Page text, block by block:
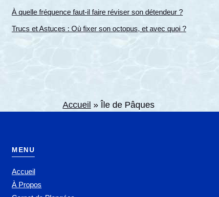
À quelle fréquence faut-il faire réviser son détendeur ?
Trucs et Astuces : Où fixer son octopus, et avec quoi ?
Accueil » Île de Pâques
MENU
Accueil
À Propos